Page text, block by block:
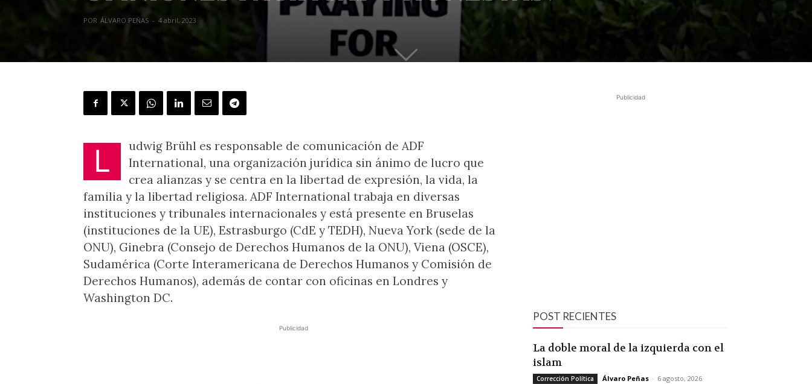
POR ÁLVARO PEÑAS - 4 abril, 2023
L
udwig Brühl es responsable de comunicación de ADF
International, una organización jurídica sin ánimo de lucro que
crea alianzas y se centra en la libertad de expresión, la vida, la
familia y la libertad religiosa. ADF International trabaja en diversas
instituciones y tribunales internacionales y está presente en Bruselas
(instituciones de la UE), Estrasburgo (CdE y TEDH), Nueva York (sede de la
ONU), Ginebra (Consejo de Derechos Humanos de la ONU), Viena (OSCE),
Sudamérica (Corte Interamericana de Derechos Humanos y Comisión de
Derechos Humanos), además de contar con oficinas en Londres y
Washington DC.
Publicidad
Publicidad
POST RECIENTES
La doble moral de la izquierda con el
islam
Corrección Política Álvaro Peñas - 6 agosto, 2026